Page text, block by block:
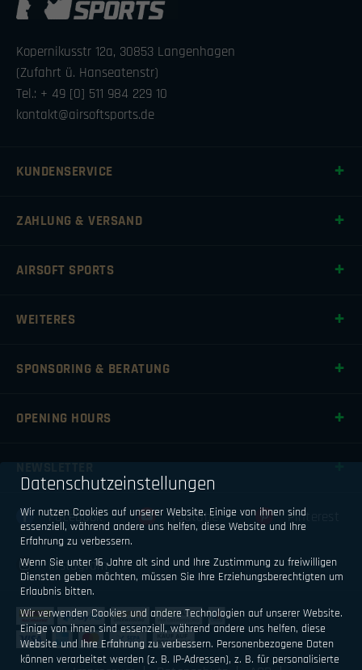
Kopernikusstr 12a, 30853 Langenhagen
(Zufahrt ü. Hanseatenstr)
Tel.: + 49 [0] 511 984 229 10
kontakt@airsoftsports.de
KUNDENSERVICE
ZAHLUNG & VERSAND
AIRSOFT SPORTS
WEITERES
SPONSORING & BERATUNG
OPENING HOURS
NEWSLETTER
Facebook Youtube Pinterest
Instagram
Datenschutzeinstellungen
Wir nutzen Cookies auf unserer Website. Einige von ihnen sind
essenziell, während andere uns helfen, diese Website und Ihre
Erfahrung zu verbessern.
Wenn Sie unter 16 Jahre alt sind und Ihre Zustimmung zu freiwilligen
Diensten geben möchten, müssen Sie Ihre Erziehungsberechtigten um
Erlaubnis bitten.
Wir verwenden Cookies und andere Technologien auf unserer Website.
Einige von ihnen sind essenziell, während andere uns helfen, diese
Website und Ihre Erfahrung zu verbessern. Personenbezogene Daten
können verarbeitet werden (z. B. IP-Adressen), z. B. für personalisierte